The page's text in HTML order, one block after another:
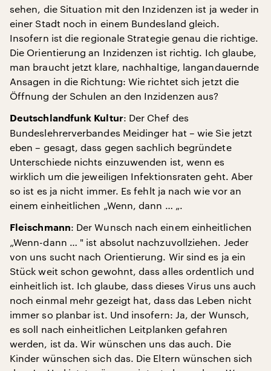
sehen, die Situation mit den Inzidenzen ist ja weder in
einer Stadt noch in einem Bundesland gleich.
Insofern ist die regionale Strategie genau die richtige.
Die Orientierung an Inzidenzen ist richtig. Ich glaube,
man braucht jetzt klare, nachhaltige, langandauernde
Ansagen in die Richtung: Wie richtet sich jetzt die
Öffnung der Schulen an den Inzidenzen aus?
Deutschlandfunk Kultur: Der Chef des
Bundeslehrerverbandes Meidinger hat – wie Sie jetzt
eben – gesagt, dass gegen sachlich begründete
Unterschiede nichts einzuwenden ist, wenn es
wirklich um die jeweiligen Infektionsraten geht. Aber
so ist es ja nicht immer. Es fehlt ja nach wie vor an
einem einheitlichen „Wenn, dann … „.
Fleischmann: Der Wunsch nach einem einheitlichen
„Wenn-dann … " ist absolut nachzuvollziehen. Jeder
von uns sucht nach Orientierung. Wir sind es ja ein
Stück weit schon gewohnt, dass alles ordentlich und
einheitlich ist. Ich glaube, dass dieses Virus uns auch
noch einmal mehr gezeigt hat, dass das Leben nicht
immer so planbar ist. Und insofern: Ja, der Wunsch,
es soll nach einheitlichen Leitplanken gefahren
werden, ist da. Wir wünschen uns das auch. Die
Kinder wünschen sich das. Die Eltern wünschen sich